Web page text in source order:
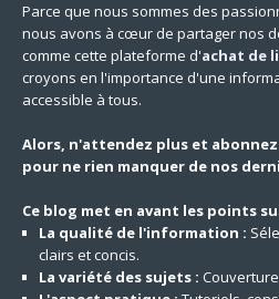
Parce que nous sommes des
nous avons à cœur de partager nos
comme cette plateforme d'achat de
croyons en l'importance d'une
accessible à tous.
Alors, n'attendez plus et
pour ne rien manquer de nos
Ce blog met en avant les points
La qualité de l'information :
clairs et concis.
La variété des sujets :